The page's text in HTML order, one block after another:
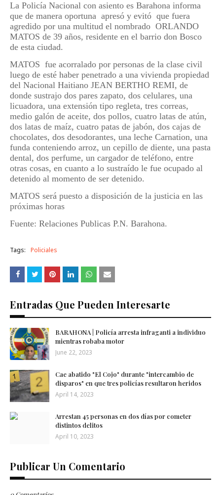
La Policía Nacional con asiento es Barahona informa
que de manera oportuna apresó y evitó que fuera
agredido por una multitud el nombrado ORLANDO
MATOS de 39 años, residente en el barrio don Bosco
de esta ciudad.
MATOS fue acorralado por personas de la clase civil
luego de esté haber penetrado a una vivienda propiedad
del Nacional Haitiano JEAN BERTHO REMI, de
donde sustrajo dos pares zapato, dos celulares, una
licuadora, una extensión tipo regleta, tres correas,
medio galón de aceite, dos pollos, cuatro latas de atún,
dos latas de maíz, cuatro patas de jabón, dos cajas de
chocolates, dos desodorantes, una leche Carnation, una
funda conteniendo arroz, un cepillo de diente, una pasta
dental, dos perfume, un cargador de teléfono, entre
otras cosas, en cuanto a lo sustraído le fue ocupado al
detenido al momento de ser detenido.
MATOS será puesto a disposición de la justicia en las
próximas horas
Fuente: Relaciones Publicas P.N. Barahona.
Tags: Policiales
Entradas Que Pueden Interesarte
BARAHONA | Policía arresta infraganti a individuo
mientras robaba motor
June 22, 2023
Cae abatido "El Cojo" durante "intercambio de
disparos" en que tres policías resultaron heridos
April 14, 2023
Arrestan 45 personas en dos días por cometer
distintos delitos
April 10, 2023
Publicar Un Comentario